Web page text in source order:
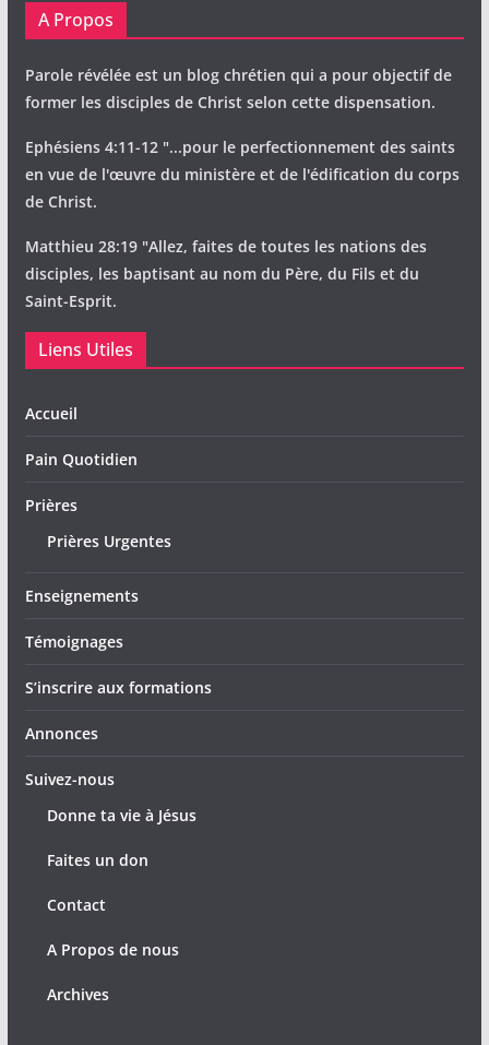
A Propos
Parole révélée est un blog chrétien qui a pour objectif de
former les disciples de Christ selon cette dispensation.
Ephésiens 4:11-12 "...pour le perfectionnement des saints
en vue de l'œuvre du ministère et de l'édification du corps
de Christ.
Matthieu 28:19 "Allez, faites de toutes les nations des
disciples, les baptisant au nom du Père, du Fils et du
Saint-Esprit.
Liens Utiles
Accueil
Pain Quotidien
Prières
Prières Urgentes
Enseignements
Témoignages
S’inscrire aux formations
Annonces
Suivez-nous
Donne ta vie à Jésus
Faites un don
Contact
A Propos de nous
Archives